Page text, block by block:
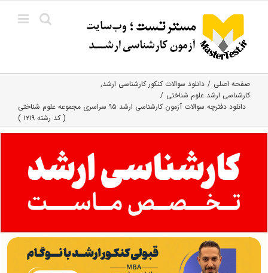
content
صفحه اصلی
دانلود سوالات کنکور کارشناسی ارشد
کارشناسی ارشد علوم شناختی
دانلود دفترچه سوالات آزمون کارشناسی ارشد ۹۵ سراسری مجموعه علوم شناختی
( کد رشته ۱۲۱۹ )